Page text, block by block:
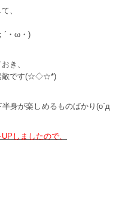
、
´・ω・)
き、
敵です(☆◇☆*)
身が楽しめるものばかり(o`д
しましたので、